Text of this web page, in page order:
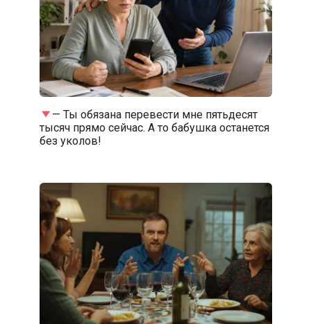
— Ты обязана перевести мне пятьдесят
тысяч прямо сейчас. А то бабушка останется
без уколов!